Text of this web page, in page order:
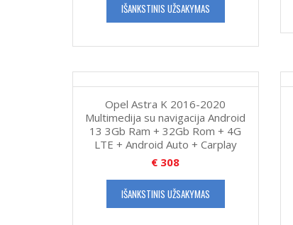
IŠANKSTINIS UŽSAKYMAS
Opel Astra K 2016-2020
Multimedija su navigacija Android
13 3Gb Ram + 32Gb Rom + 4G
LTE + Android Auto + Carplay
€ 308
IŠANKSTINIS UŽSAKYMAS